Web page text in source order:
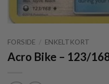
FORSIDE / ENKELTKORT
Acro Bike – 123/